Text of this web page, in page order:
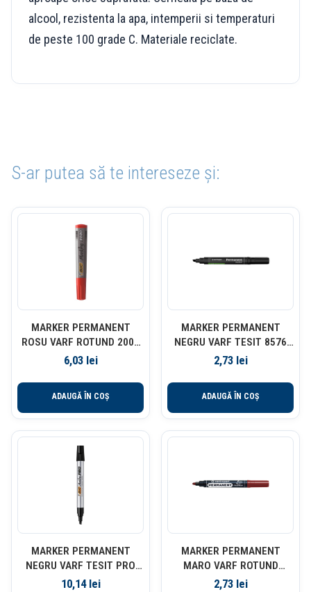
alcool, rezistenta la apa, intemperii si temperaturi
de peste 100 grade C. Materiale reciclate.
S-ar putea să te intereseze și:
MARKER PERMANENT
ROSU VARF ROTUND 2000
BIC
6,03 lei
ADAUGĂ ÎN COȘ
MARKER PERMANENT
NEGRU VARF TESIT 8576
CENTROPEN
2,73 lei
ADAUGĂ ÎN COȘ
MARKER PERMANENT
NEGRU VARF TESIT PRO
INDUSTRIAL BIC
10,14 lei
MARKER PERMANENT
MARO VARF ROTUND
2.5MM 8566 CENTROPEN
2,73 lei